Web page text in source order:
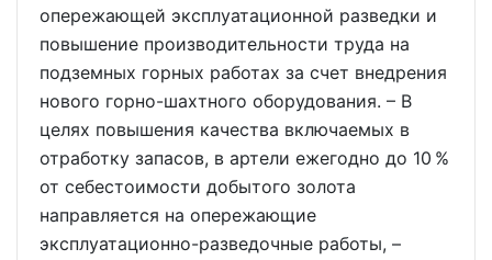
опережающей эксплуатационной разведки и
повышение производительности труда на
подземных горных работах за счет внедрения
нового горно-шахтного оборудования. – В
целях повышения качества включаемых в
отработку запасов, в артели ежегодно до 10 %
от себестоимости добытого золота
направляется на опережающие
эксплуатационно-разведочные работы, –